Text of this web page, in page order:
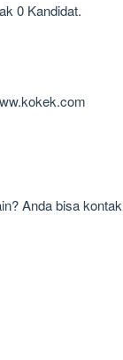
0 Kandidat.
Anda bisa kontak